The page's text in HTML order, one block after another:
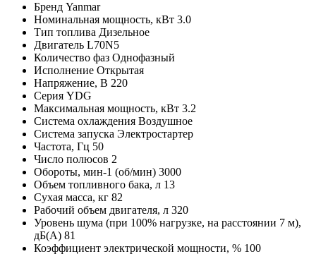
Бренд Yanmar
Номинальная мощность, кВт 3.0
Тип топлива Дизельное
Двигатель L70N5
Количество фаз Однофазный
Исполнение Открытая
Напряжение, В 220
Серия YDG
Максимальная мощность, кВт 3.2
Система охлаждения Воздушное
Система запуска Электростартер
Частота, Гц 50
Число полюсов 2
Обороты, мин-1 (об/мин) 3000
Объем топливного бака, л 13
Сухая масса, кг 82
Рабочий объем двигателя, л 320
Уровень шума (при 100% нагрузке, на расстоянии 7 м),
дБ(А) 81
Коэффициент электрической мощности, % 100